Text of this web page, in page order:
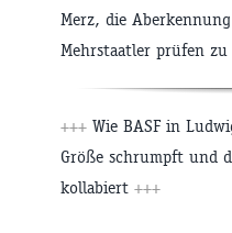
Merz, die
Mehrstaatler prüfen zu
+++ Wie BASF in
Größe schrumpft und
kollabiert +++